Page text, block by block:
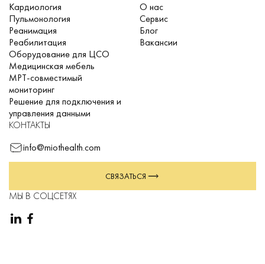
Кардиология
Пульмонология
Реанимация
Реабилитация
Оборудование для ЦСО
Медицинская мебель
МРТ-совместимый
мониторинг
Решение для подключения и
управления данными
О нас
Сервис
Блог
Вакансии
КОНТАКТЫ
info@miothealth.com
СВЯЗАТЬСЯ
МЫ В СОЦСЕТЯХ